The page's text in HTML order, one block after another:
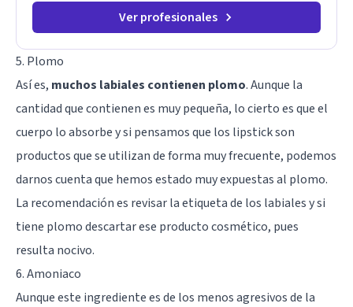
Ver profesionales
5. Plomo
Así es, muchos labiales contienen plomo. Aunque la
cantidad que contienen es muy pequeña, lo cierto es que el
cuerpo lo absorbe y si pensamos que los lipstick son
productos que se utilizan de forma muy frecuente, podemos
darnos cuenta que hemos estado muy expuestas al plomo.
La recomendación es revisar la etiqueta de los labiales y si
tiene plomo descartar ese producto cosmético, pues
resulta nocivo.
6. Amoniaco
Aunque este ingrediente es de los menos agresivos de la